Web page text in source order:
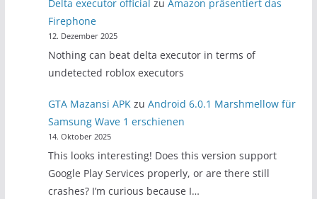
Delta executor official zuAmazon präsentiert das
Firephone
12. Dezember 2025
Nothing can beat delta executor in terms of
undetected roblox executors
GTA Mazansi APK zuAndroid 6.0.1 Marshmellow für
Samsung Wave 1 erschienen
14. Oktober 2025
This looks interesting! Does this version support
Google Play Services properly, or are there still
crashes? I’m curious because I…